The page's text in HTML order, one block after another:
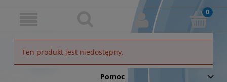
Ten produkt jest niedostępny.
Pomoc